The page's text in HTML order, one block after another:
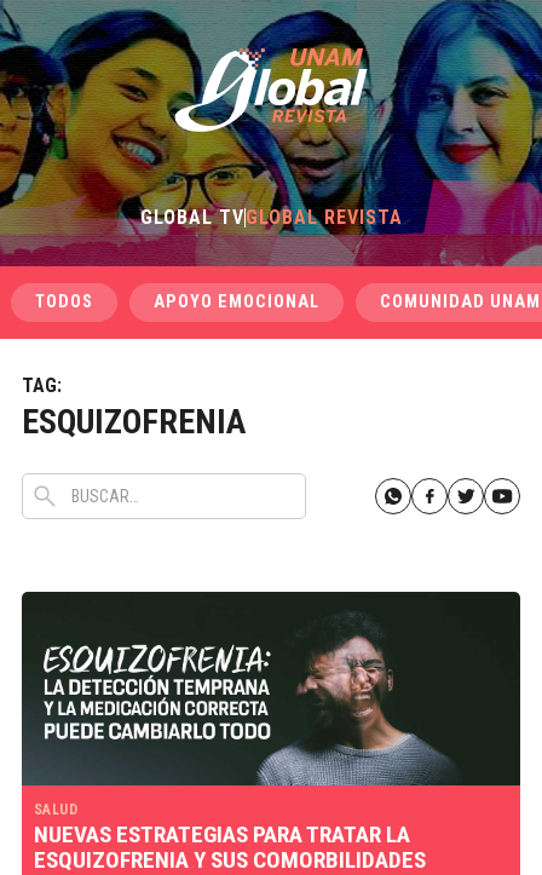
GLOBAL TVGLOBAL REVISTA
TODOS APOYO EMOCIONAL COMUNIDAD UNAM
TAG:
ESQUIZOFRENIA
SALUD
NUEVAS ESTRATEGIAS PARA TRATAR LA
ESQUIZOFRENIA Y SUS COMORBILIDADES